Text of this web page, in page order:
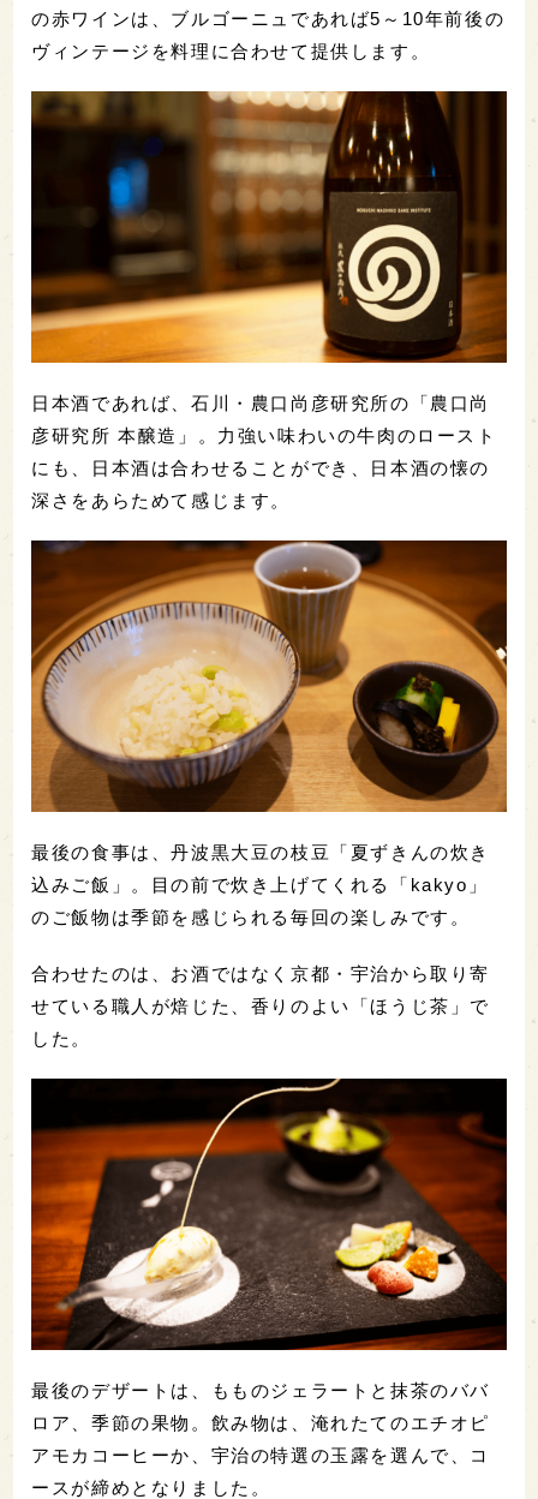
の赤ワインは、ブルゴーニュであれば5～10年前後の
ヴィンテージを料理に合わせて提供します。
日本酒であれば、石川・農口尚彦研究所の「農口尚
彦研究所 本醸造」。力強い味わいの牛肉のロースト
にも、日本酒は合わせることができ、日本酒の懐の
深さをあらためて感じます。
最後の食事は、丹波黒大豆の枝豆「夏ずきんの炊き
込みご飯」。目の前で炊き上げてくれる「kakyo」
のご飯物は季節を感じられる毎回の楽しみです。
合わせたのは、お酒ではなく京都・宇治から取り寄
せている職人が焙じた、香りのよい「ほうじ茶」で
した。
最後のデザートは、もものジェラートと抹茶のババ
ロア、季節の果物。飲み物は、淹れたてのエチオピ
アモカコーヒーか、宇治の特選の玉露を選んで、コ
ースが締めとなりました。